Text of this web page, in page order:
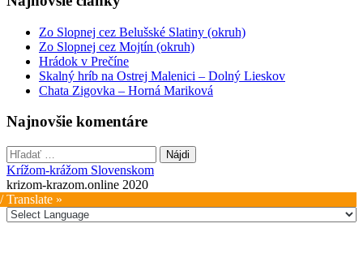
Zo Slopnej cez Belušské Slatiny (okruh)
Zo Slopnej cez Mojtín (okruh)
Hrádok v Prečíne
Skalný hríb na Ostrej Malenici – Dolný Lieskov
Chata Zigovka – Horná Mariková
Najnovšie komentáre
Hľadať:
Krížom-krážom Slovenskom
krizom-krazom.online 2020
Translate »